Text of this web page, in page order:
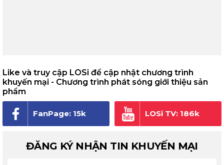
Like và truy cập LOSi để cập nhật chương trình
khuyến mại - Chương trình phát sóng giới thiệu sản
phẩm
FanPage: 15k
người theo dõi
LOSi TV: 186k
ĐĂNG KÝ NHẬN TIN KHUYẾN MẠI